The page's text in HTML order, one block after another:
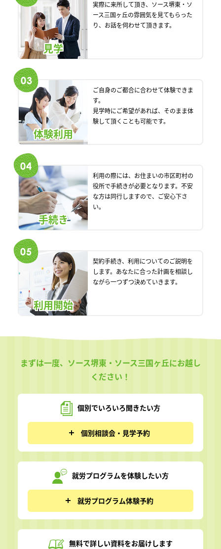
見学
実際に来所して頂き、ソース堺東・ソ
ース三国ヶ丘の雰囲気を見てもらった
り、お話を伺わせて頂きます。
体験利用
ご自身のご都合に合わせて体験できま
す。
見学時にご希望があれば、そのまま体
験して頂くことも可能です。
手続き
利用の際には、お住まいの市区町村の
役所で手続きが必要となります。不安
な方は同行しますので、ご安心下さ
い。
利用開始
契約手続き、利用についてのご説明を
します。あなたに合った計画を相談し
ながら一つずつ決めていきます。
まずは一度、ソース堺東・ソース三国ヶ丘にお越し
ください！
個別でいろいろ聞きたい方
個別相談会・見学予約
就労プログラムを体験したい方
就労プログラム体験予約
無料で詳しい資料をお届けします